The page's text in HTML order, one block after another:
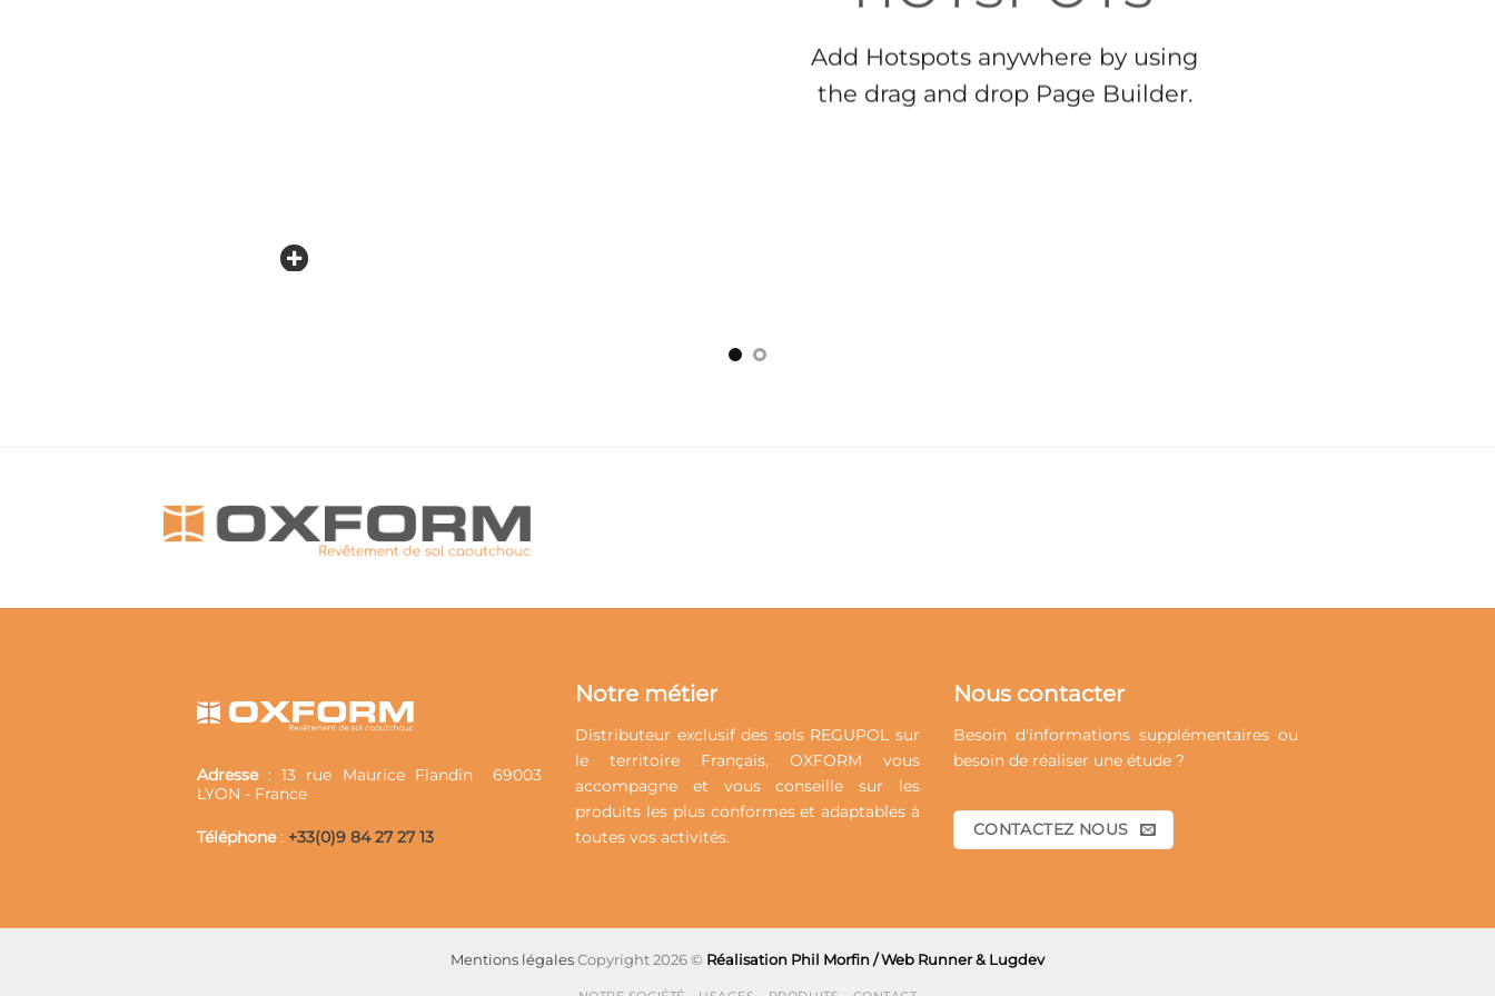
Add Hotspots anywhere by using
the drag and drop Page Builder.
Adresse: 13 rue Maurice Flandin 69003
LYON - France
Téléphone: +33(0)9 84 27 27 13
Notre métier
Distributeur exclusif des sols REGUPOL sur
le territoire Français, OXFORM vous
accompagne et vous conseille sur les
produits les plus conformes et adaptables à
toutes vos activités.
Nous contacter
Besoin d'informations supplémentaires ou
besoin de réaliser une étude ?
CONTACTEZ NOUS
Mentions légalesCopyright 2026 © Réalisation Phil Morfin / Web Runner & Lugdev